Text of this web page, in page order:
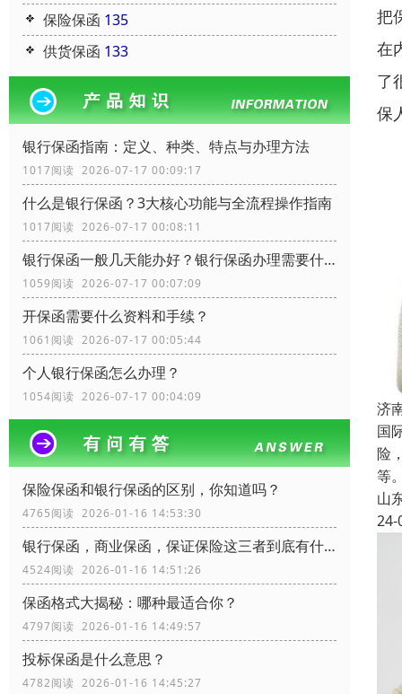
保险保函 135
供货保函 133
银行保函指南：定义、种类、特点与办理方法
1017阅读 2026-07-17 00:09:17
什么是银行保函？3大核心功能与全流程操作指南
1017阅读 2026-07-17 00:08:11
银行保函一般几天能办好？银行保函办理需要什么资料？
1059阅读 2026-07-17 00:07:09
开保函需要什么资料和手续？
1061阅读 2026-07-17 00:05:44
个人银行保函怎么办理？
1054阅读 2026-07-17 00:04:09
保险保函和银行保函的区别，你知道吗？
4765阅读 2026-01-16 14:53:30
银行保函，商业保函，保证保险这三者到底有什么区别？
4524阅读 2026-01-16 14:51:26
保函格式大揭秘：哪种最适合你？
4797阅读 2026-01-16 14:49:57
投标保函是什么意思？
4782阅读 2026-01-16 14:45:27
把
在
了
保
济
国
险
等
山
24-